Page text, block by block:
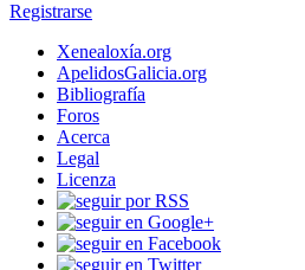
Registrarse
Xenealoxía.org
ApelidosGalicia.org
Bibliografía
Foros
Acerca
Legal
Licenza